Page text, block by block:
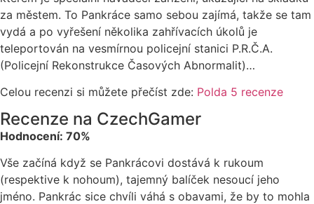
za městem. To Pankráce samo sebou zajímá, takže se tam
vydá a po vyřešení několika zahřívacích úkolů je
teleportován na vesmírnou policejní stanici P.R.Č.A.
(Policejní Rekonstrukce Časových Abnormalit)…
Celou recenzi si můžete přečíst zde: Polda 5 recenze
Recenze na CzechGamer
Hodnocení: 70%
Vše začíná když se Pankrácovi dostává k rukoum
(respektive k nohoum), tajemný balíček nesoucí jeho
jméno. Pankrác sice chvíli váhá s obavami, že by to mohla